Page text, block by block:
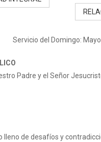
Servicio del Domingo:
Padre y el Señor
lleno de desafíos y